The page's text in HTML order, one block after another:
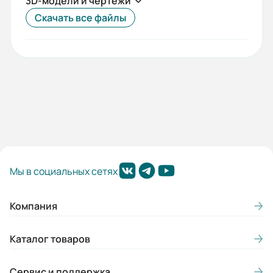
Габариты (ШхВхГ, м):
Скачать все файлы
Мы в социальных сетях
Компания
Каталог товаров